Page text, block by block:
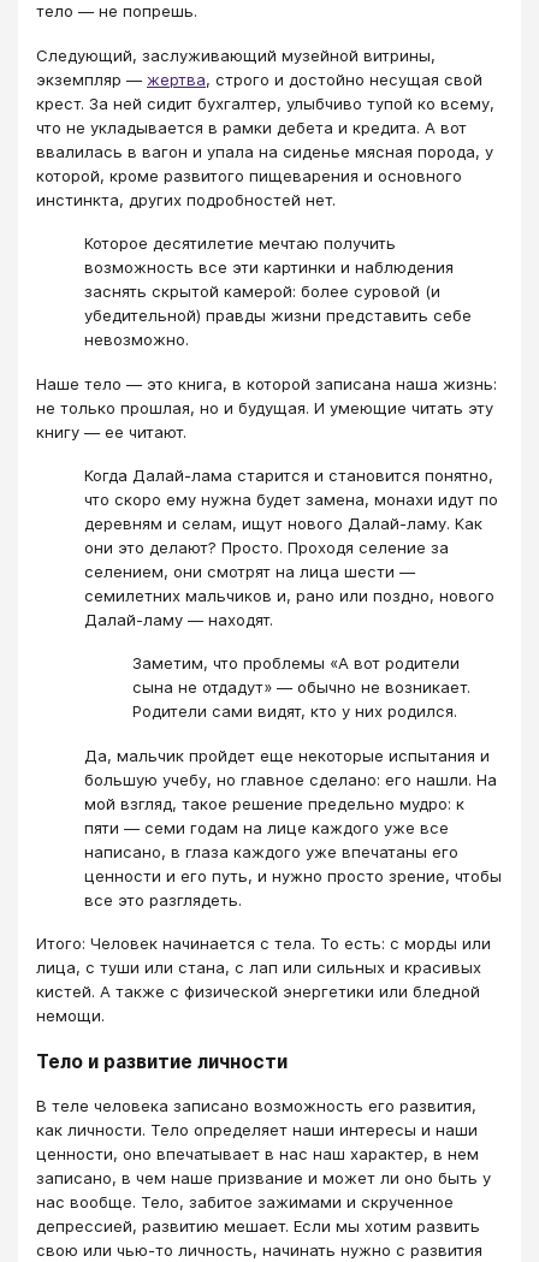
тело — не попрешь.
Следующий, заслуживающий музейной витрины,
экземпляр —жертва, строго и достойно несущая свой
крест. За ней сидит бухгалтер, улыбчиво тупой ко всему,
что не укладывается в рамки дебета и кредита. А вот
ввалилась в вагон и упала на сиденье мясная порода, у
которой, кроме развитого пищеварения и основного
инстинкта, других подробностей нет.
Которое десятилетие мечтаю получить
возможность все эти картинки и наблюдения
заснять скрытой камерой: более суровой (и
убедительной) правды жизни представить себе
невозможно.
Наше тело — это книга, в которой записана наша жизнь:
не только прошлая, но и будущая. И умеющие читать эту
книгу — ее читают.
Когда Далай-лама старится и становится понятно,
что скоро ему нужна будет замена, монахи идут по
деревням и селам, ищут нового Далай-ламу. Как
они это делают? Просто. Проходя селение за
селением, они смотрят на лица шести —
семилетних мальчиков и, рано или поздно, нового
Далай-ламу — находят.
Заметим, что проблемы «А вот родители
сына не отдадут» — обычно не возникает.
Родители сами видят, кто у них родился.
Да, мальчик пройдет еще некоторые испытания и
большую учебу, но главное сделано: его нашли. На
мой взгляд, такое решение предельно мудро: к
пяти — семи годам на лице каждого уже все
написано, в глаза каждого уже впечатаны его
ценности и его путь, и нужно просто зрение, чтобы
все это разглядеть.
Итого: Человек начинается с тела. То есть: с морды или
лица, с туши или стана, с лап или сильных и красивых
кистей. А также с физической энергетики или бледной
немощи.
Тело и развитие личности
В теле человека записано возможность его развития,
как личности. Тело определяет наши интересы и наши
ценности, оно впечатывает в нас наш характер, в нем
записано, в чем наше призвание и может ли оно быть у
нас вообще. Тело, забитое зажимами и скрученное
депрессией, развитию мешает. Если мы хотим развить
свою или чью-то личность, начинать нужно с развития